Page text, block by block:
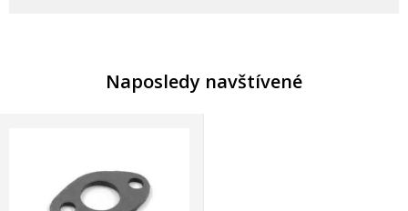
Naposledy navštívené